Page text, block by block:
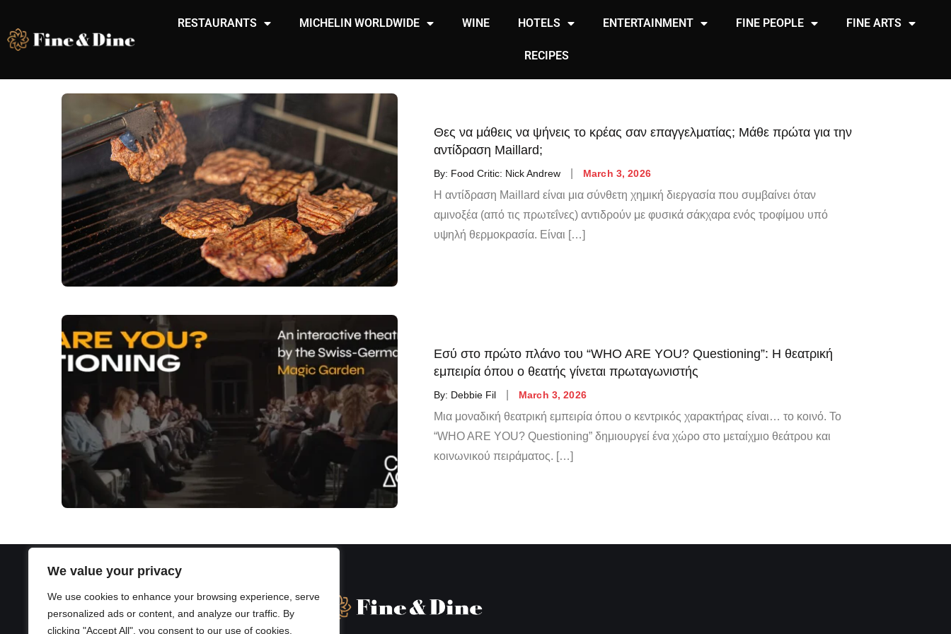
We value your privacy
We use cookies to enhance your browsing experience, serve
personalized ads or content, and analyze our traffic. By
clicking "Accept All", you consent to our use of cookies.
RESTAURANTS MICHELIN WORLDWIDE WINE HOTELS ENTERTAINMENT FINE PEOPLE FINE ARTS
RECIPES
Θες να μάθεις να ψήνεις το κρέας σαν επαγγελματίας; Μάθε πρώτα για την
αντίδραση Maillard;
By: Food Critic: Nick Andrew March 3, 2026
Η αντίδραση Maillard είναι μια σύνθετη χημική διεργασία που συμβαίνει όταν
αμινοξέα (από τις πρωτεΐνες) αντιδρούν με φυσικά σάκχαρα ενός τροφίμου υπό
υψηλή θερμοκρασία. Είναι […]
Εσύ στο πρώτο πλάνο του “WHO ARE YOU? Questioning”: H θεατρική
εμπειρία όπου ο θεατής γίνεται πρωταγωνιστής
By: Debbie Fil March 3, 2026
Μια μοναδική θεατρική εμπειρία όπου ο κεντρικός χαρακτήρας είναι… το κοινό. Το
“WHO ARE YOU? Questioning” δημιουργεί ένα χώρο στο μεταίχμιο θεάτρου και
κοινωνικού πειράματος. […]